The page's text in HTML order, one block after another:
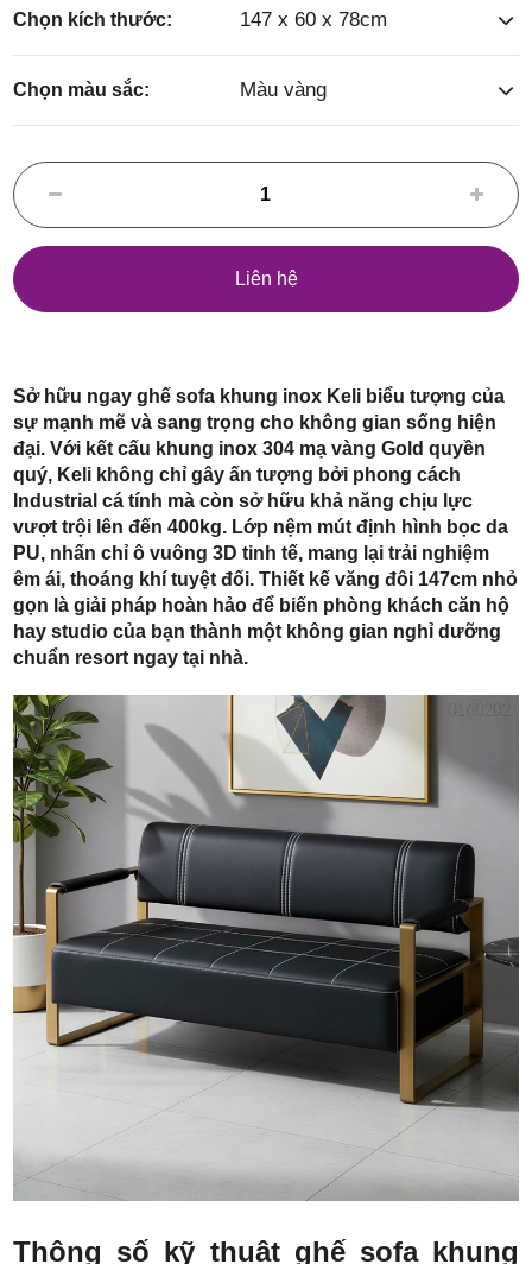
Điểm,
huyện
Hóc Môn,
TP. HCM
Chọn kích thước: 147 x 60 x 78cm
Chọn màu sắc: Màu vàng
Liên hệ
Sở hữu ngay ghế sofa khung inox Keli biểu tượng của
sự mạnh mẽ và sang trọng cho không gian sống hiện
đại. Với kết cấu khung inox 304 mạ vàng Gold quyền
quý, Keli không chỉ gây ấn tượng bởi phong cách
Industrial cá tính mà còn sở hữu khả năng chịu lực
vượt trội lên đến 400kg. Lớp nệm mút định hình bọc da
PU, nhấn chỉ ô vuông 3D tinh tế, mang lại trải nghiệm
êm ái, thoáng khí tuyệt đối. Thiết kế văng đôi 147cm nhỏ
gọn là giải pháp hoàn hảo để biến phòng khách căn hộ
hay studio của bạn thành một không gian nghỉ dưỡng
chuẩn resort ngay tại nhà.
Thông số kỹ thuật ghế sofa khung